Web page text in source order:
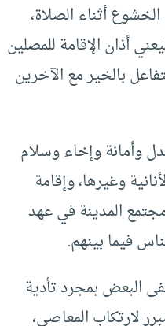
أثناء الصلاة،
أذان الإقامة للمصلين
بالخير مع الآخرين
وإخاء وسلام
وغيرها، وإقامة
المدينة في عهد
فيما بينهم.
البعض بمجرد تأدية
لارتكاب المعاصي،